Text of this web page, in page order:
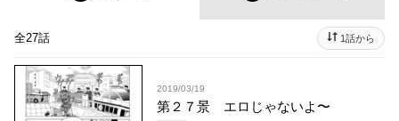
全27話 1話から
2019/03/19
第２７景 エロじゃないよ〜